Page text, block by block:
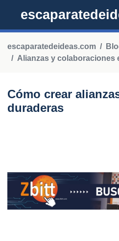
escaparatedeideas.com
Alianzas y colaboraciones
Cómo crear
duraderas